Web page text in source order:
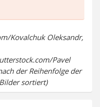
Kovalchuk Oleksandr,
Pavel
der Reihenfolge der
sortiert)